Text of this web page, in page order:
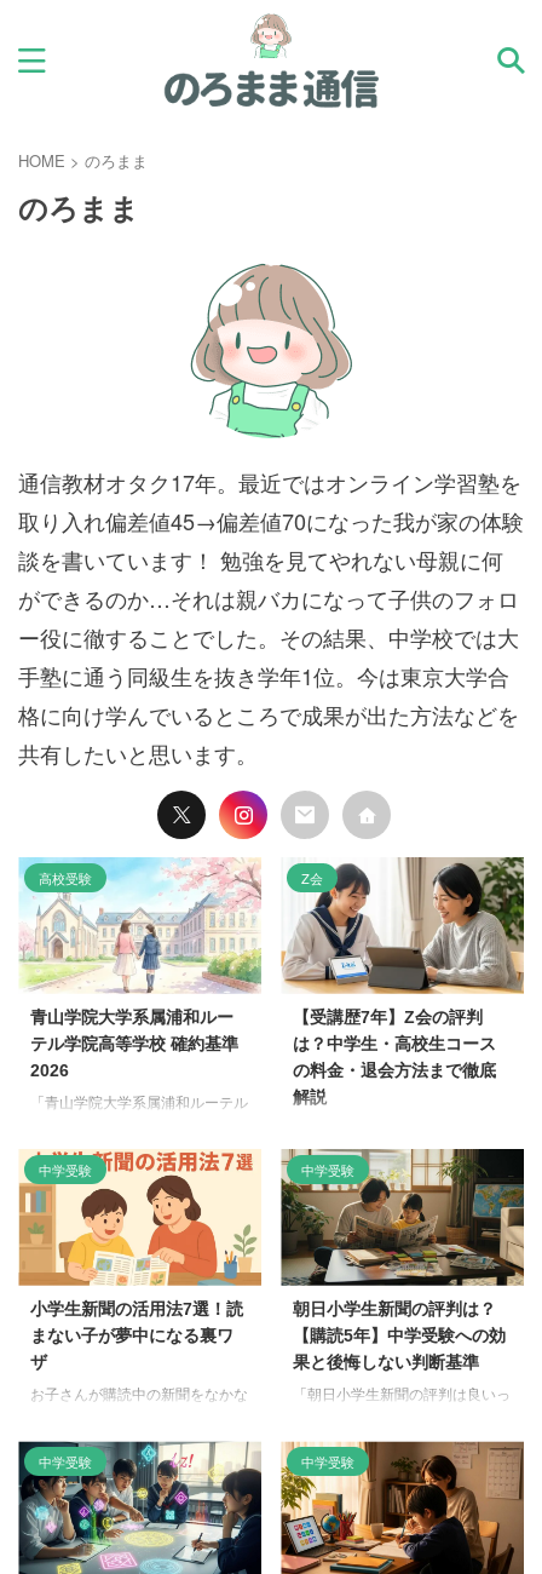
HOME > のろまま
のろまま
通信教材オタク17年。最近ではオンライン学習塾を
取り入れ偏差値45→偏差値70になった我が家の体験
談を書いています！ 勉強を見てやれない母親に何
ができるのか…それは親バカになって子供のフォロ
ー役に徹することでした。その結果、中学校では大
手塾に通う同級生を抜き学年1位。今は東京大学合
格に向け学んでいるところで成果が出た方法などを
共有したいと思います。
高校受験
青山学院大学系属浦和ルー
テル学院高等学校 確約基準
2026
「青山学院大学系属浦和ルーテル
の？」そんな不安を抱えながら、
情報収集をしている保護者の方も
多いのではないでしょうか。ネッ
トの噂やママ友の話に振り回され
て疲れてしまう前に、ここで一
度、正しい情報を整理しておきま
しょう。安心して受験準備を進め
るための知識と対策をお届けしま
す。 【忙しい方へ：要点まと
め】浦和ルーテル学院高校では、
公式に「確約」という言葉を用い
て内申点や北辰テストの偏差値を
もとに合格の可能性を示唆する運
用が行われています。目安として
は、 ...
Z会
【受講歴7年】Z会の評判
は？中学生・高校生コース
の料金・退会方法まで徹底
解説
聞くけど、難しすぎてうちの子に
は合わないかも…」「進研ゼミや
スタディサプリと比べて、何が決
め手になるんだろう？」「もし合
わなかったとき、すぐやめられる
のかな？」 中高生の通信教育選
び、悩みは尽きませんよね。 こ
んにちは、「のろまま通信」を運
営している、のろままです。何を
隠そう、我が家はZ会と7年以上
のお付き合い。偏差値を大きく伸
た下の子という、全くタイプの違
う2人の子どもとZ会に向き合っ
てきました。 この記事では、そ
んな我が家のリアルな体験談を基
...
中学受験
小学生新聞の活用法7選！読
まない子が夢中になる裏ワ
ザ
お子さんが購読中の新聞をなかな
丈夫かしら…」と、心配になるこ
とがありますよね。この記事で
は、そんなお悩みを解決するため
の小学生新聞の活用法を具体的に
ご紹介します。親子で楽しく取り
組める方法で、お子さんの「知り
中学受験
朝日小学生新聞の評判は？
【購読5年】中学受験への効
果と後悔しない判断基準
「朝日小学生新聞の評判は良いっ
な…」とお悩みではありません
か？この記事では、5年間購読し
た一人の親としての経験から、後
悔しないための判断基準や正直な
感想を、心を込めてお伝えしま
す。 【忙しい方へ：要点まと
中学受験 中学受験